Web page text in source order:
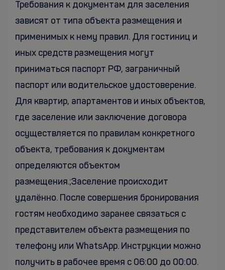
Требования к документам для заселения
зависят от типа объекта размещения и
применимых к нему правил. Для гостиниц и
иных средств размещения могут
приниматься паспорт РФ, заграничный
паспорт или водительское удостоверение.
Для квартир, апартаментов и иных объектов,
где заселение или заключение договора
осуществляется по правилам конкретного
объекта, требования к документам
определяются объектом
размещения.;Заселение происходит
удалённо. После совершения бронирования
гостям необходимо заранее связаться с
представителем объекта размещения по
телефону или WhatsApp. Инструкции можно
получить в рабочее время с 06:00 до 00:00.